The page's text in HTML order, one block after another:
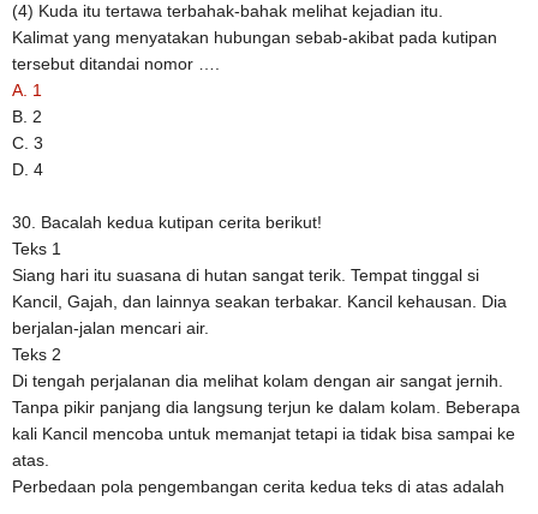
(4) Kuda itu tertawa terbahak-bahak melihat kejadian itu.
Kalimat yang menyatakan hubungan sebab-akibat pada kutipan
tersebut ditandai nomor ….
A. 1
B. 2
C. 3
D. 4
30. Bacalah kedua kutipan cerita berikut!
Teks 1
Siang hari itu suasana di hutan sangat terik. Tempat tinggal si
Kancil, Gajah, dan lainnya seakan terbakar. Kancil kehausan. Dia
berjalan-jalan mencari air.
Teks 2
Di tengah perjalanan dia melihat kolam dengan air sangat jernih.
Tanpa pikir panjang dia langsung terjun ke dalam kolam. Beberapa
kali Kancil mencoba untuk memanjat tetapi ia tidak bisa sampai ke
atas.
Perbedaan pola pengembangan cerita kedua teks di atas adalah